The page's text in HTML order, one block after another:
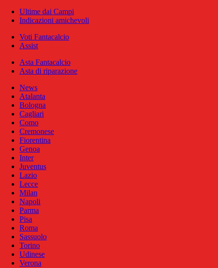
Ultime dai Campi
Indicazioni amichevoli
Voti Fantacalcio
Assist
Asta Fantacalcio
Asta di riparazione
News
Atalanta
Bologna
Cagliari
Como
Cremonese
Fiorentina
Genoa
Inter
Juventus
Lazio
Lecce
Milan
Napoli
Parma
Pisa
Roma
Sassuolo
Torino
Udinese
Verona